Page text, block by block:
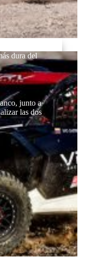
dura del
junto a
las dos